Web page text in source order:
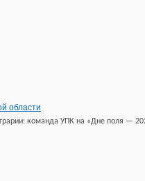
области
команда УПК на «Дне поля —